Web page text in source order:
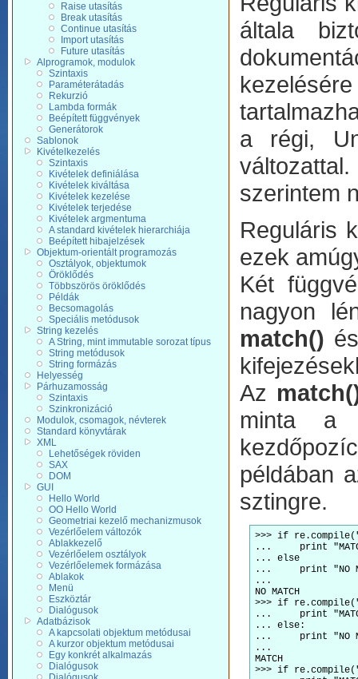
Raise utasítás
Break utasítás
Continue utasítás
Import utasítás
Future utasítás
Alprogramok, modulok
Szintaxis
Paraméterátadás
Rekurzió
Lambda formák
Beépített függvények
Generátorok
Sablonok
Kivételkezelés
Szintaxis
Kivételek definiálása
Kivételek kiváltása
Kivételek kezelése
Kivételek terjedése
Kivételek argmentuma
A standard kivételek hierarchiája
Beépített hibajelzések
Objektum-orientált programozás
Osztályok, objektumok
Öröklődés
Többszörös öröklődés
Példák
Becsomagolás
Speciális metódusok
String kezelés
A String, mint immutable sorozat típus
String metódusok
String formázás
Helyesség
Párhuzamosság
Szintaxis
Szinkronizáció
Modulok, csomagok, névterek
Standard könyvtárak
XML
Lehetőségek röviden
SAX
DOM
GUI
Hello World
OO Hello World
Geometriai kezelő mechanizmusok
Vezérlőelem változók
Ablakkezelő
Vezérlőelem osztályok
Vezérlőelemek formázása
Ablakok
Menü
Eszköztár
Dialógusok
Adatbázisok
A kapcsolati objektum metódusai
A kurzor objektum metódusai
Egy konkrét alkalmazás
Dialógusok
általa
a régi,
szerintem
Reguláris
ezek
Két
nagyon
match()
Az
minta a
példában
sztingre.
>>> if
...     print
... else
...     print "NO
...
NO MATCH
>>> if
...     print
... else:
...     print "NO
...
MATCH
>>> if